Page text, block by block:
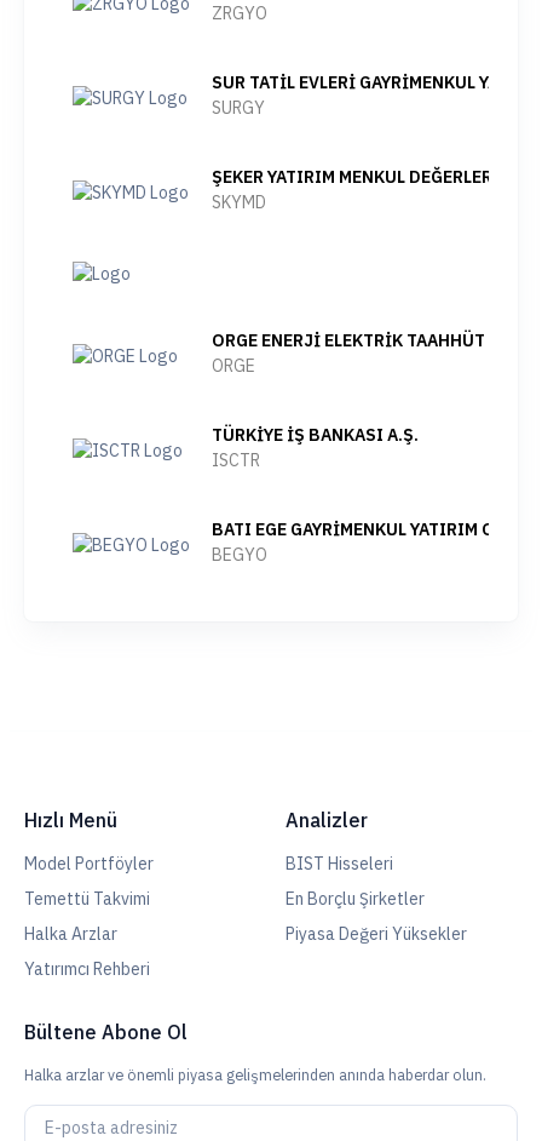
ZRGYO
SUR TATİL EVLERİ GAYRİMENKUL
SURGY
ŞEKER YATIRIM MENKUL DEĞERLER A.Ş.
SKYMD
ORGE ENERJİ ELEKTRİK TAAHHÜT A.Ş.
ORGE
TÜRKİYE İŞ BANKASI A.Ş.
ISCTR
BATI EGE GAYRİMENKUL YATIRIM
BEGYO
Hızlı Menü
Model Portföyler
Temettü Takvimi
Halka Arzlar
Yatırımcı Rehberi
Analizler
BIST Hisseleri
En Borçlu Şirketler
Piyasa Değeri Yüksekler
Bültene Abone Ol
Halka arzlar ve önemli piyasa gelişmelerinden anında haberdar olun.